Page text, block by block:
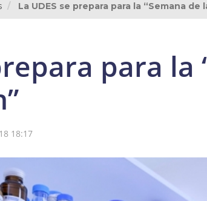
La UDES se prepara para la “Semana de
para la
18:17